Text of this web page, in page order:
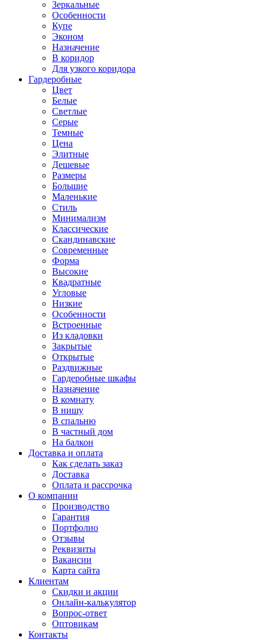
Зеркальные
Особенности
Купе
Эконом
Назначение
В коридор
Для узкого коридора
Гардеробные
Цвет
Белые
Светлые
Серые
Темные
Цена
Элитные
Дешевые
Размеры
Большие
Маленькие
Стиль
Минимализм
Классические
Скандинавские
Современные
Форма
Высокие
Квадратные
Угловые
Низкие
Особенности
Встроенные
Из кладовки
Закрытые
Открытые
Раздвижные
Гардеробные шкафы
Назначение
В комнату
В нишу
В спальню
В частный дом
На балкон
Доставка и оплата
Как сделать заказ
Доставка
Оплата и рассрочка
О компании
Производство
Гарантия
Портфолио
Отзывы
Реквизиты
Вакансии
Карта сайта
Клиентам
Скидки и акции
Онлайн-калькулятор
Вопрос-ответ
Оптовикам
Контакты